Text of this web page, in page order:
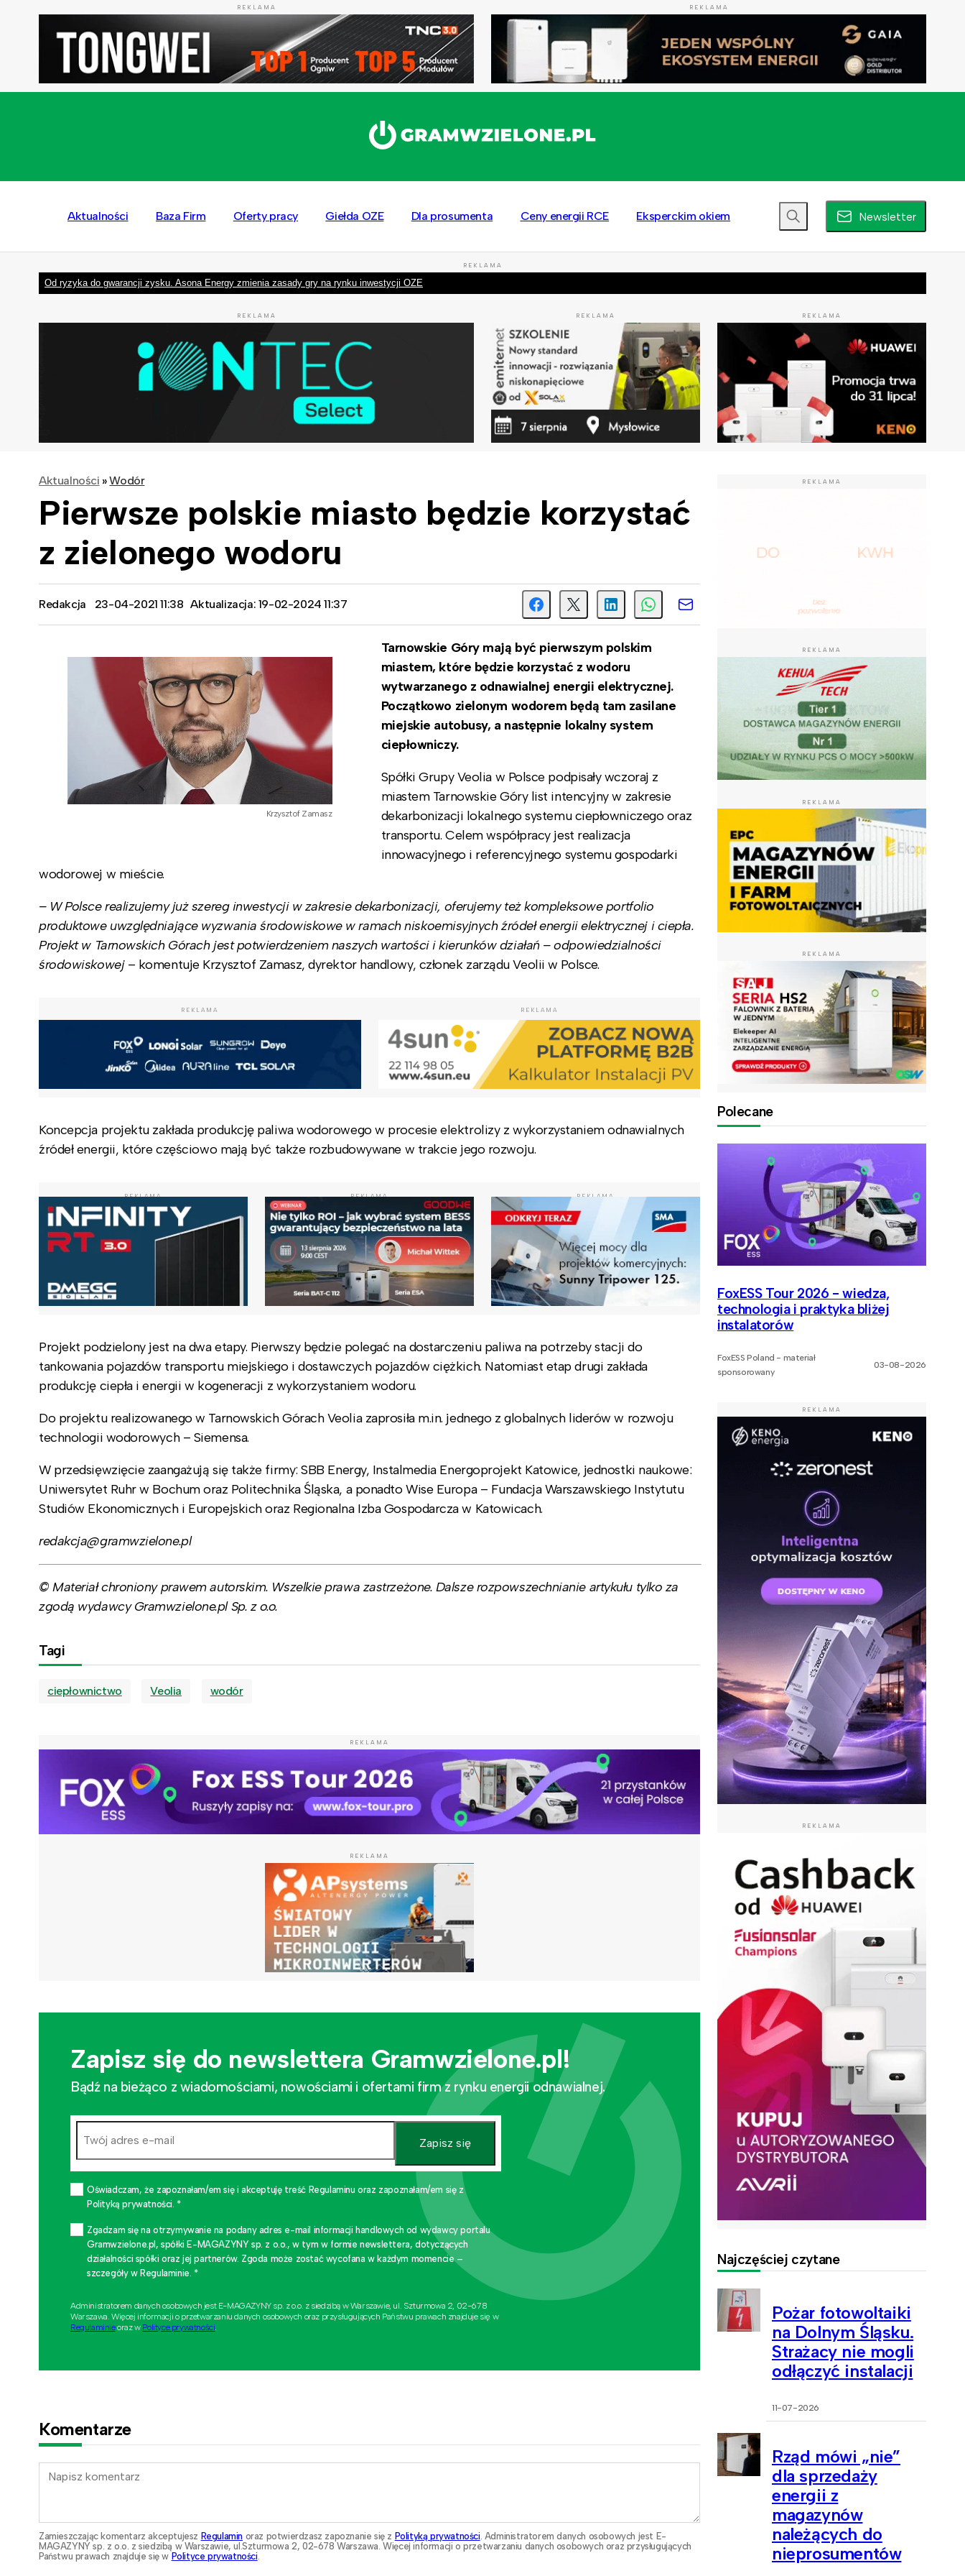
REKLAMA REKLAMA
Aktualności Baza Firm Oferty pracy Giełda OZE Dla prosumenta Ceny energii RCE Eksperckim okiem Newsletter
REKLAMA
Od ryzyka do gwarancji zysku. Asona Energy zmienia zasady gry na rynku inwestycji OZE
REKLAMA REKLAMA REKLAMA
Aktualności »Wodór
Pierwsze polskie miasto będzie korzystać
z zielonego wodoru
Redakcja 23-04-2021 11:38 Aktualizacja: 19-02-2024 11:37
Krzysztof Zamasz
Tarnowskie Góry mają być pierwszym polskim
miastem, które będzie korzystać z wodoru
wytwarzanego z odnawialnej energii elektrycznej.
Początkowo zielonym wodorem będą tam zasilane
miejskie autobusy, a następnie lokalny system
ciepłowniczy.
Spółki Grupy Veolia w Polsce podpisały wczoraj z
miastem Tarnowskie Góry list intencyjny w zakresie
dekarbonizacji lokalnego systemu ciepłowniczego oraz
transportu. Celem współpracy jest realizacja
innowacyjnego i referencyjnego systemu gospodarki
wodorowej w mieście.
– W Polsce realizujemy już szereg inwestycji w zakresie dekarbonizacji, oferujemy też kompleksowe portfolio
produktowe uwzględniające wyzwania środowiskowe w ramach niskoemisyjnych źródeł energii elektrycznej i ciepła.
Projekt w Tarnowskich Górach jest potwierdzeniem naszych wartości i kierunków działań – odpowiedzialności
środowiskowej– komentuje Krzysztof Zamasz, dyrektor handlowy, członek zarządu Veolii w Polsce.
REKLAMA REKLAMA
Koncepcja projektu zakłada produkcję paliwa wodorowego w procesie elektrolizy z wykorzystaniem odnawialnych
źródeł energii, które częściowo mają być także rozbudowywane w trakcie jego rozwoju.
REKLAMA REKLAMA REKLAMA
Projekt podzielony jest na dwa etapy. Pierwszy będzie polegać na dostarczeniu paliwa na potrzeby stacji do
tankowania pojazdów transportu miejskiego i dostawczych pojazdów ciężkich. Natomiast etap drugi zakłada
produkcję ciepła i energii w kogeneracji z wykorzystaniem wodoru.
Do projektu realizowanego w Tarnowskich Górach Veolia zaprosiła m.in. jednego z globalnych liderów w rozwoju
technologii wodorowych – Siemensa.
W przedsięwzięcie zaangażują się także firmy: SBB Energy, Instalmedia Energoprojekt Katowice, jednostki naukowe:
Uniwersytet Ruhr w Bochum oraz Politechnika Śląska, a ponadto Wise Europa – Fundacja Warszawskiego Instytutu
Studiów Ekonomicznych i Europejskich oraz Regionalna Izba Gospodarcza w Katowicach.
redakcja@gramwzielone.pl
© Materiał chroniony prawem autorskim. Wszelkie prawa zastrzeżone. Dalsze rozpowszechnianie artykułu tylko za
zgodą wydawcy Gramwzielone.pl Sp. z o.o.
Tagi
ciepłownictwo Veolia wodór
REKLAMA
REKLAMA
Zapisz się do newslettera Gramwzielone.pl!
Bądź na bieżąco z wiadomościami, nowościami i ofertami firm z rynku energii odnawialnej.
Zapisz się
Oświadczam, że zapoznałam/em się i akceptuję treść Regulaminu oraz zapoznałam/em się z
Polityką prywatności. *
Zgadzam się na otrzymywanie na podany adres e-mail informacji handlowych od wydawcy portalu
Gramwzielone.pl, spółki E-MAGAZYNY sp. z o.o., w tym w formie newslettera, dotyczących
działalności spółki oraz jej partnerów. Zgoda może zostać wycofana w każdym momencie –
szczegóły w Regulaminie. *
Administratorem danych osobowych jest E-MAGAZYNY sp. z o.o. z siedzibą w Warszawie, ul. Szturmowa 2, 02-678
Warszawa. Więcej informacji o przetwarzaniu danych osobowych oraz przysługujących Państwu prawach znajduje się w
Regulaminieoraz w Polityce prywatności.
Komentarze
Zamieszczając komentarz akceptujesz Regulamin oraz potwierdzasz zapoznanie się z Polityką prywatności. Administratorem danych osobowych jest E-
MAGAZYNY sp. z o.o. z siedzibą w Warszawie, ul.Szturmowa 2, 02-678 Warszawa. Więcej informacji o przetwarzaniu danych osobowych oraz przysługujących
Państwu prawach znajduje się w Polityce prywatności.
REKLAMA
REKLAMA
REKLAMA
REKLAMA
Polecane
FoxESS Tour 2026 - wiedza,
technologia i praktyka bliżej
instalatorów
FoxESS Poland - materiał
sponsorowany
03-08-2026
REKLAMA
REKLAMA
Najczęściej czytane
Pożar fotowoltaiki
na Dolnym Śląsku.
Strażacy nie mogli
odłączyć instalacji
11-07-2026
Rząd mówi „nie”
dla sprzedaży
energii z
magazynów
należących do
nieprosumentów